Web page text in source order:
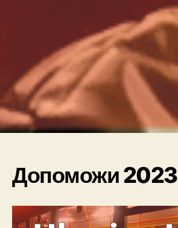
Допоможи 2023